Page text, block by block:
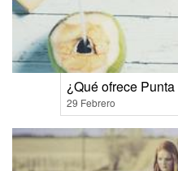
¿Qué ofrece
29 Febrero